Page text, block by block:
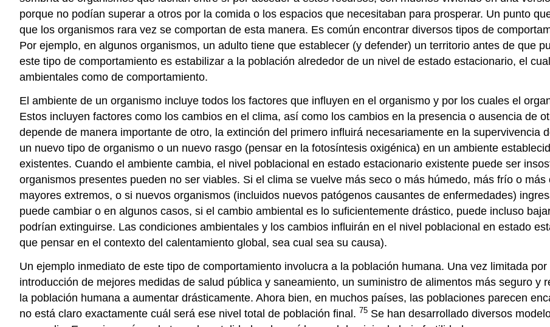
porque no podían superar a otros por la comida o los espacios que necesitaban para prosperar. Un punto
que los organismos rara vez se comportan de esta manera. Es común encontrar diversos tipos de
Por ejemplo, en algunos organismos, un adulto tiene que establecer (y defender) un territorio antes de que
este tipo de comportamiento es estabilizar a la población alrededor de un nivel de estado estacionario, el
ambientales como de comportamiento.
El ambiente de un organismo incluye todos los factores que influyen en el organismo y por los cuales el
Estos incluyen factores como los cambios en el clima, así como los cambios en la presencia o ausencia de
depende de manera importante de otro, la extinción del primero influirá necesariamente en la supervivencia
un nuevo tipo de organismo o un nuevo rasgo (pensar en la fotosíntesis oxigénica) en un ambiente
existentes. Cuando el ambiente cambia, el nivel poblacional en estado estacionario existente puede ser
organismos presentes pueden no ser viables. Si el clima se vuelve más seco o más húmedo, más frío o
mayores extremos, o si nuevos organismos (incluidos nuevos patógenos causantes de enfermedades)
puede cambiar o en algunos casos, si el cambio ambiental es lo suficientemente drástico, puede incluso
podrían extinguirse. Las condiciones ambientales y los cambios influirán en el nivel poblacional en estado
que pensar en el contexto del calentamiento global, sea cual sea su causa).
Un ejemplo inmediato de este tipo de comportamiento involucra a la población humana. Una vez limitada
introducción de mejores medidas de salud pública y saneamiento, un suministro de alimentos más seguro y
la población humana a aumentar drásticamente. Ahora bien, en muchos países, las poblaciones parecen
no está claro exactamente cuál será ese nivel total de población final. 75 Se han desarrollado diversos